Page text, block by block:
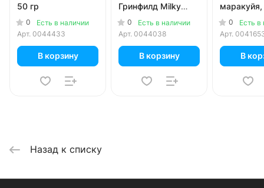
50 гр
0
Есть в наличии
Арт. 0044433
В корзину
Гринфилд Milky
Oolong (25 пак)
0
Есть в наличии
Арт. 0044038
В корзину
0
Есть в
Арт.
В
Назад к списку